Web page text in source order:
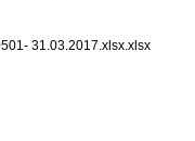
31.03.2017.xlsx.xlsx